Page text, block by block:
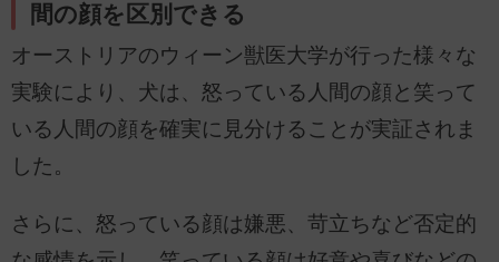
間の顔を区別できる
オーストリアのウィーン獣医大学が行った様々な
実験により、犬は、怒っている人間の顔と笑って
いる人間の顔を確実に見分けることが実証されま
した。
さらに、怒っている顔は嫌悪、苛立ちなど否定的